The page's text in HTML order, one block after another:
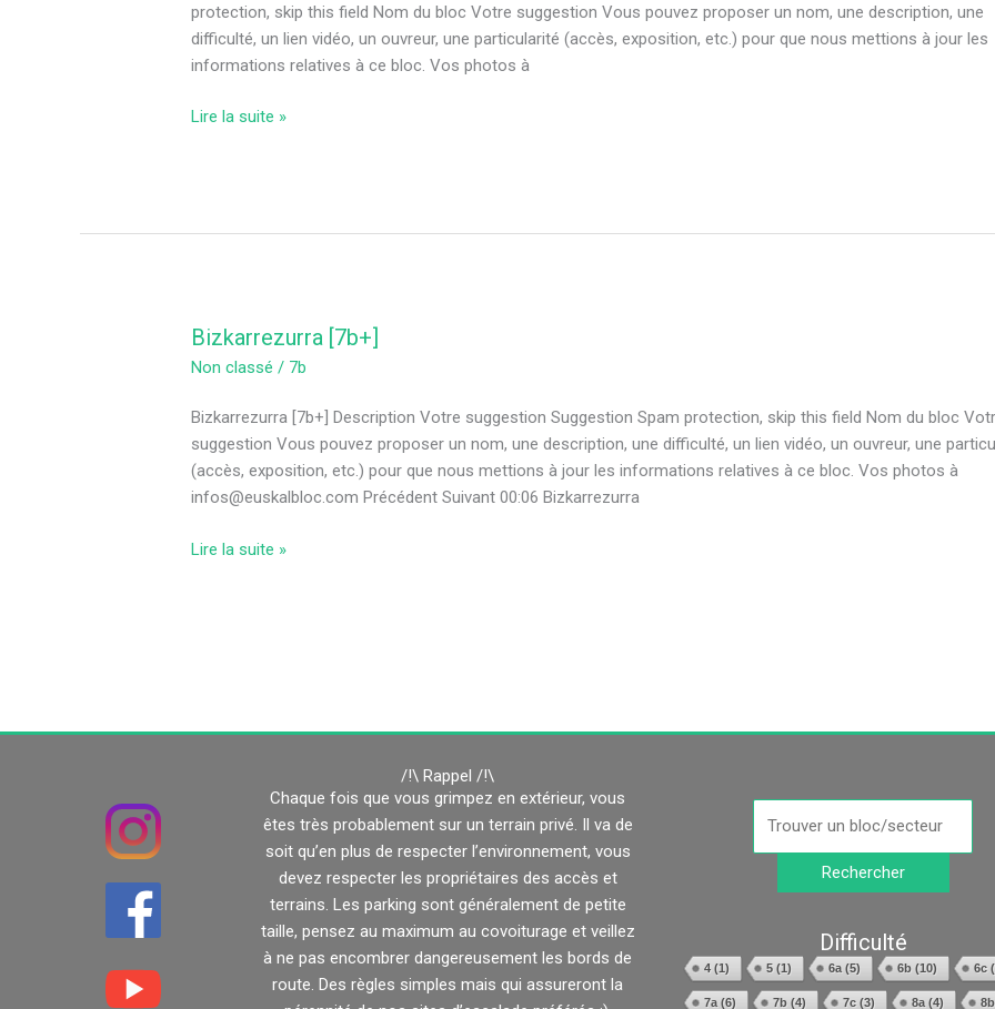
protection, skip this field Nom du bloc Votre suggestion Vous pouvez proposer un nom, une description, une
difficulté, un lien vidéo, un ouvreur, une particularité (accès, exposition, etc.) pour que nous mettions à jour les
informations relatives à ce bloc. Vos photos à
Lire la suite »
Bizkarrezurra [7b+]
Non classé / 7b
Bizkarrezurra [7b+] Description Votre suggestion Suggestion Spam protection, skip this field Nom du bloc
suggestion Vous pouvez proposer un nom, une description, une difficulté, un lien vidéo, un ouvreur, une
(accès, exposition, etc.) pour que nous mettions à jour les informations relatives à ce bloc. Vos photos à
infos@euskalbloc.com Précédent Suivant 00:06 Bizkarrezurra
Bizkarrezurra
[7b+]
Lire la suite »
/!\ Rappel /!\
Chaque fois que vous grimpez en extérieur, vous
êtes très probablement sur un terrain privé. Il va de
soit qu’en plus de respecter l’environnement, vous
devez respecter les propriétaires des accès et
terrains. Les parking sont généralement de petite
taille, pensez au maximum au covoiturage et veillez
à ne pas encombrer dangereusement les bords de
route. Des règles simples mais qui assureront la
for:
Difficulté
4(1) 5 (1) 6a (5) 6b (10) 6c
7a (6) 7b (4) 7c (3) 8a (4) 8b